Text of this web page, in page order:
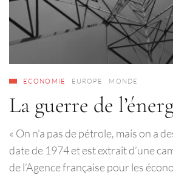
ECONOMIE EUROPE MONDE
La guerre de
« On n’a pas de pétrole, mais on a
date de 1974 et est extrait d’une
de l’Agence française pour les